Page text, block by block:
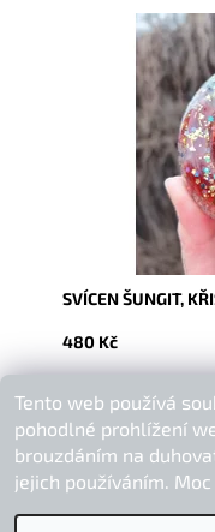
Dostupnost:
SVÍCEN ŠUNGIT,
480 Kč
Buďte první, kdo
Přidat
Tento web používá
pohodlné prohlížení
brouzdáním na
jejich používáním.